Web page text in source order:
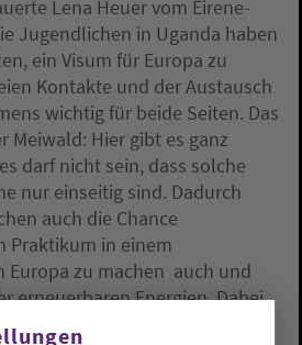
Lena Heuer vom Eirene-
Jugendlichen in Uganda haben
ein Visum für Europa zu
Kontakte und der Austausch
wichtig für beide Seiten. Das
Hier gibt es ganz
darf nicht sein, dass solche
nur einseitig sind. Dadurch
auch die Chance
Praktikum in einem
zu machen  auch und
erneuerbaren Energien. Dabei
Süden ein großes Thema.